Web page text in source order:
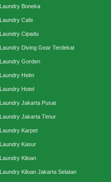
Laundry Boneka
Laundry Cafe
Laundry Cipadu
Laundry Diving Gear Terdekat
Laundry Gorden
Laundry Helm
Laundry Hotel
Laundry Jakarta Pusat
Laundry Jakarta Timur
Laundry Karpet
Laundry Kasur
Laundry Kiloan
Laundry Kiloan Jakarta Selatan